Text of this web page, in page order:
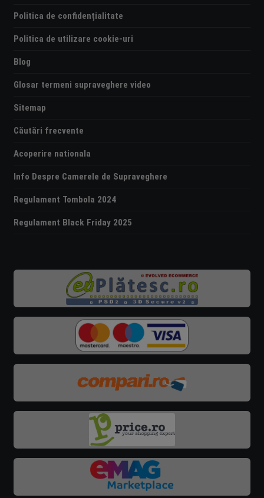
Politica de confidențialitate
Politica de utilizare cookie-uri
Blog
Glosar termeni supraveghere video
Sitemap
Căutări frecvente
Acoperire nationala
Info Despre Camerele de Supraveghere
Regulament Tombola 2024
Regulament Black Friday 2025